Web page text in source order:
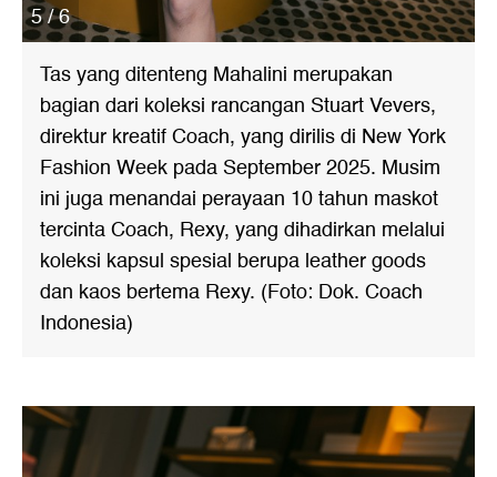
5 / 6
Tas yang ditenteng Mahalini merupakan
bagian dari koleksi rancangan Stuart Vevers,
direktur kreatif Coach, yang dirilis di New York
Fashion Week pada September 2025. Musim
ini juga menandai perayaan 10 tahun maskot
tercinta Coach, Rexy, yang dihadirkan melalui
koleksi kapsul spesial berupa leather goods
dan kaos bertema Rexy. (Foto: Dok. Coach
Indonesia)